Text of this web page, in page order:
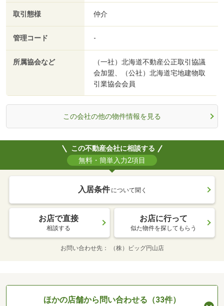
取引態様 仲介
管理コード -
所属協会など
（一社）北海道不動産公正取引協議
会加盟、（公社）北海道宅地建物取
引業協会会員
この会社の他の物件情報を見る
この不動産会社に相談する
無料・簡単入力2項目
入居条件 について聞く
お店で直接
相談する
お店に行って
似た物件を探してもらう
お問い合わせ先 （株）ビッグ円山店
ほかの店舗から問い合わせる（33件）